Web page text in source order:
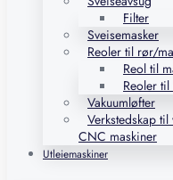
Filter
Sveisemasker
Reoler til rør/
Reol til
Reoler
Vakuumløfter
Verkstedskap
CNC maskiner
Utleiemaskiner